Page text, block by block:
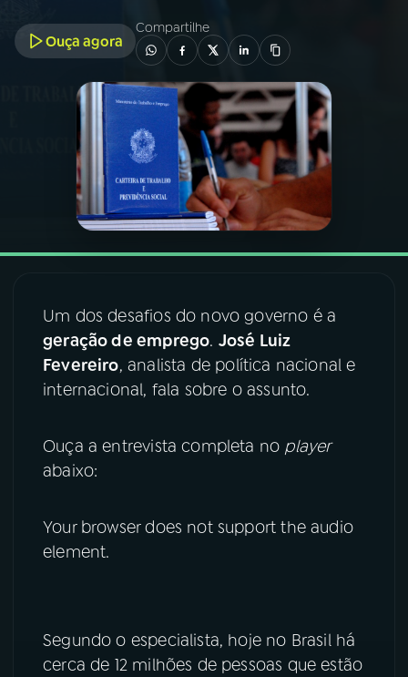
PROGRAMAÇÃO
PROGRAMAS
VIDEOCASTS
07ÚLTIMAS
YouTube Facebook
Ouça agora
Compartilhe
Um dos desafios do novo governo é a
geração de emprego. José Luiz
Fevereiro, analista de política nacional e
internacional, fala sobre o assunto.
Ouça a entrevista completa no player
abaixo:
Your browser does not support the audio
element.
Segundo o especialista, hoje no Brasil há
cerca de 12 milhões de pessoas que estão